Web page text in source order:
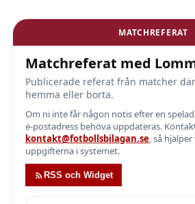
MATCHREFERAT
Matchreferat med
Publicerade referat från matcher
hemma eller borta.
Om ni inte får någon notis efter en
e-postadress behöva uppdateras.
kontakt@fotbollsbilagan.se, så
uppgifterna i systemet.
RSS och Widget